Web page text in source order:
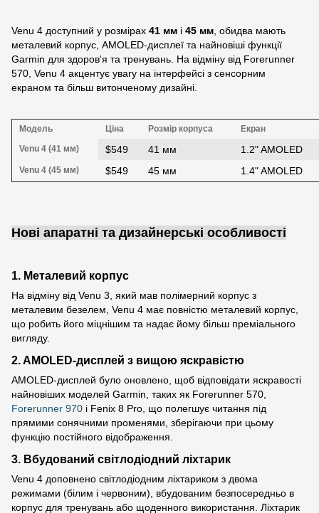
Venu 4 доступний у розмірах 41 мм і 45 мм , обидва мають
металевий корпус, AMOLED-дисплеї та найновіші функції
Garmin для здоров'я та тренувань. На відміну від Forerunner
570, Venu 4 акцентує увагу на інтерфейсі з сенсорним
екраном та більш витонченому дизайні.
Модель Ціна Розмір корпуса
Екран
Venu 4 (41 мм)
$549 41 мм 1.2" AMOLED
Venu 4 (45 мм) $549 45 мм 1.4" AMOLED
Нові апаратні та дизайнерські особливості
1. Металевий корпус
На відміну від Venu 3, який мав полімерний корпус з
металевим безелем, Venu 4 має повністю металевий корпус,
що робить його міцнішим та надає йому більш преміального
вигляду.
2. AMOLED-дисплей з вищою яскравістю
AMOLED-дисплей було оновлено, щоб відповідати яскравості
найновіших моделей Garmin, таких як Forerunner 570,
Forerunner 970 і Fenix 8 Pro, що полегшує читання під
прямими сонячними променями, зберігаючи при цьому
функцію постійного відображення.
3. Вбудований світлодіодний ліхтарик
Venu 4 доповнено світлодіодним ліхтариком з двома
режимами (білим і червоним), вбудованим безпосередньо в
корпус для тренувань або щоденного використання. Ліхтарик